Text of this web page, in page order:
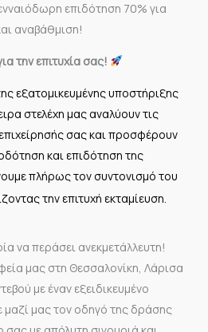
επιδότηση 70% για
αναβάθμιση!
την επιτυχία σας!
εξατομικευμένης υποστήριξης
στελέχη μας αναλύουν τις
σας και προσφέρουν
και επιδότηση της
πλήρως τον συντονισμό του
την επιτυχή εκταμίευση.
να περάσει ανεκμετάλλευτη!
μας στη Θεσσαλονίκη, Λάρισα
με έναν εξειδικευμένο
μας τον οδηγό της δράσης